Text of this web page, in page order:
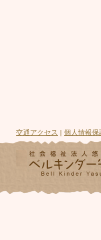
交通アクセス | 個人情報保